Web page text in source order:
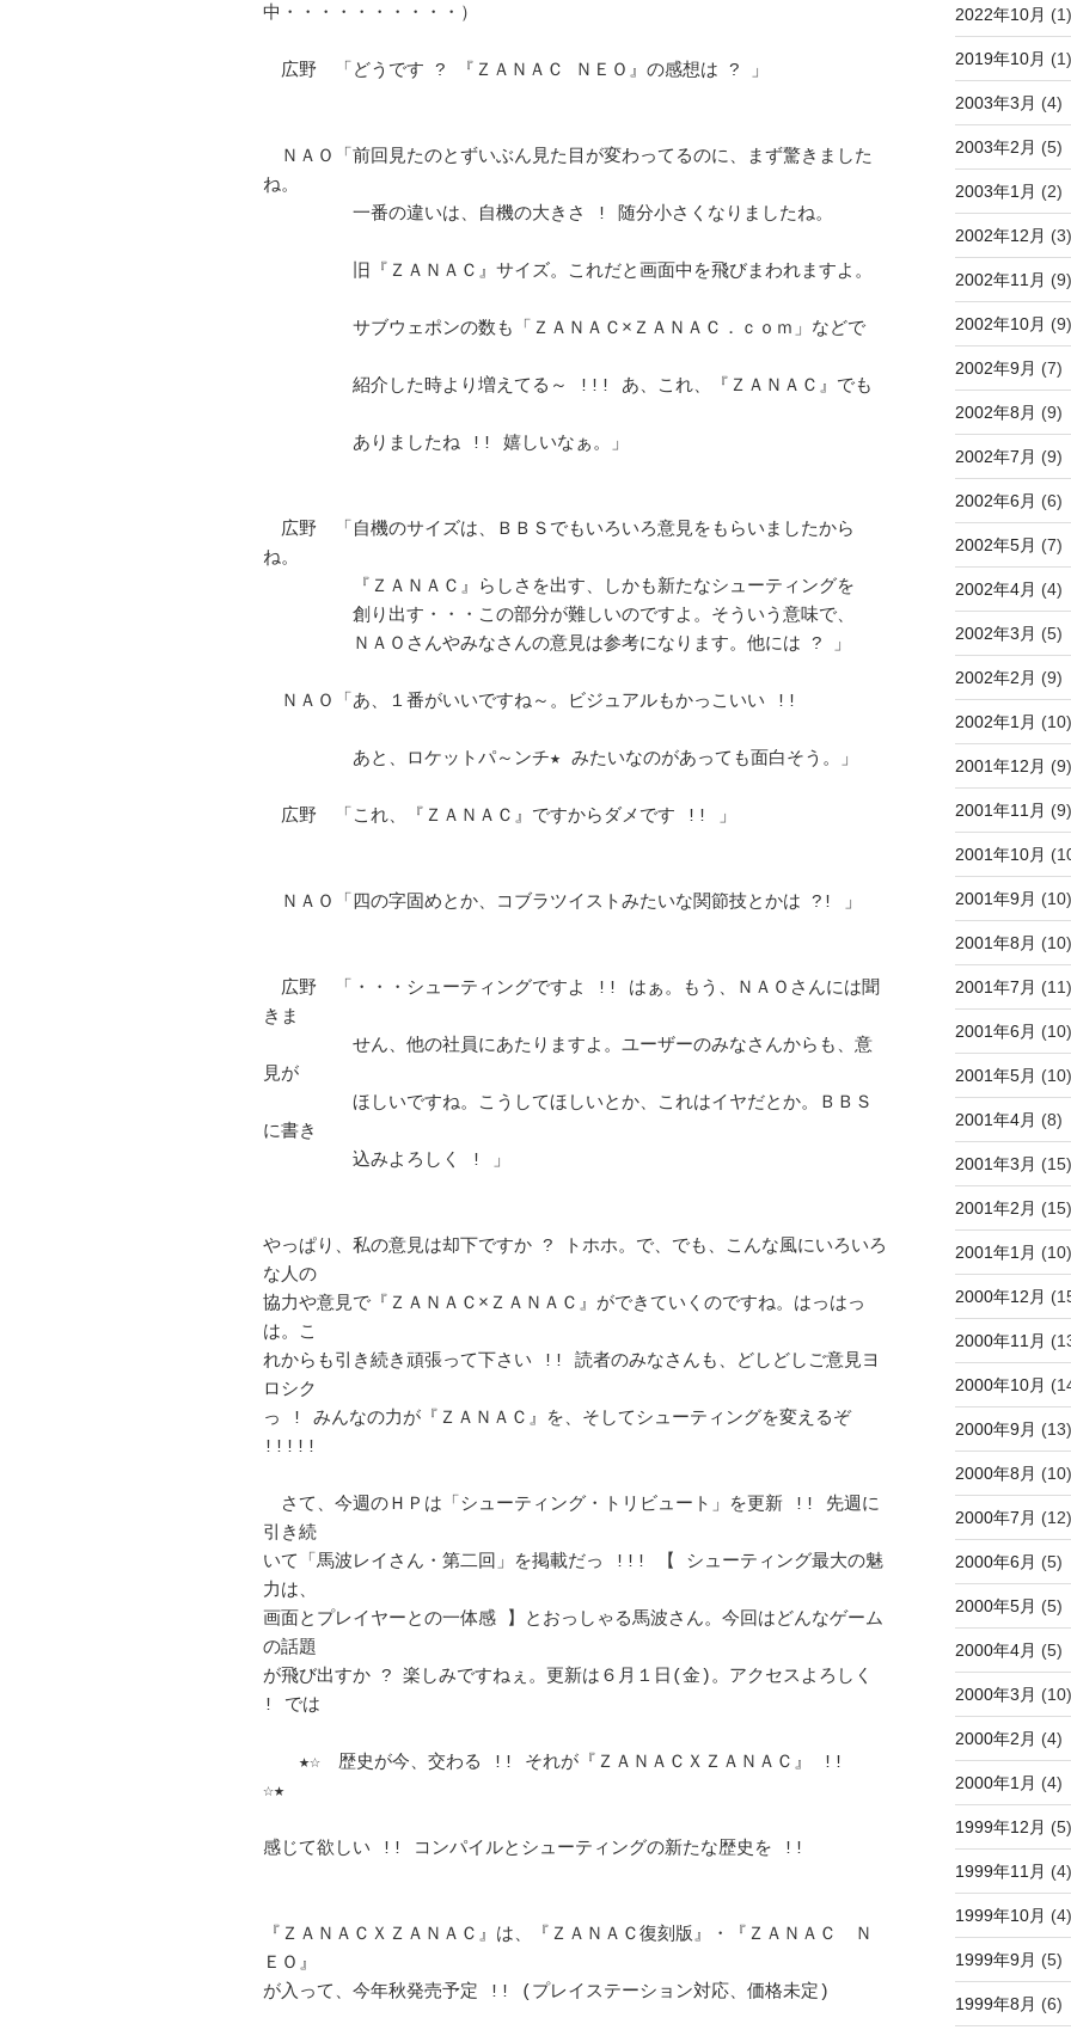
中・・・・・・・・・・）
広野　「どうです ? 『ＺＡＮＡＣ ＮＥＯ』の感想は ? 」
ＮＡＯ「前回見たのとずいぶん見た目が変わってるのに、まず驚きました
ね。
一番の違いは、自機の大きさ ! 随分小さくなりましたね。
旧『ＺＡＮＡＣ』サイズ。これだと画面中を飛びまわれますよ。
サブウェポンの数も「ＺＡＮＡＣ×ＺＡＮＡＣ．ｃｏｍ」などで
紹介した時より増えてる～ !!! あ、これ、『ＺＡＮＡＣ』でも
ありましたね !! 嬉しいなぁ。」
広野　「自機のサイズは、ＢＢＳでもいろいろ意見をもらいましたから
ね。
『ＺＡＮＡＣ』らしさを出す、しかも新たなシューティングを
創り出す・・・この部分が難しいのですよ。そういう意味で、
ＮＡＯさんやみなさんの意見は参考になります。他には ? 」
ＮＡＯ「あ、１番がいいですね～。ビジュアルもかっこいい !!
あと、ロケットパ～ンチ★ みたいなのがあっても面白そう。」
広野　「これ、『ＺＡＮＡＣ』ですからダメです !! 」
ＮＡＯ「四の字固めとか、コブラツイストみたいな関節技とかは ?! 」
広野　「・・・シューティングですよ !! はぁ。もう、ＮＡＯさんには聞
きま
せん、他の社員にあたりますよ。ユーザーのみなさんからも、意
見が
ほしいですね。こうしてほしいとか、これはイヤだとか。ＢＢＳ
に書き
込みよろしく ! 」
やっぱり、私の意見は却下ですか ? トホホ。で、でも、こんな風にいろいろ
な人の
協力や意見で『ＺＡＮＡＣ×ＺＡＮＡＣ』ができていくのですね。はっはっ
は。こ
れからも引き続き頑張って下さい !! 読者のみなさんも、どしどしご意見ヨ
ロシク
っ ! みんなの力が『ＺＡＮＡＣ』を、そしてシューティングを変えるぞ
!!!!!
さて、今週のＨＰは「シューティング・トリビュート」を更新 !! 先週に
引き続
いて「馬波レイさん・第二回」を掲載だっ !!! 【 シューティング最大の魅
力は、
画面とプレイヤーとの一体感 】とおっしゃる馬波さん。今回はどんなゲーム
の話題
が飛び出すか ? 楽しみですねぇ。更新は６月１日(金)。アクセスよろしく
! では
★☆　歴史が今、交わる !! それが『ＺＡＮＡＣＸＺＡＮＡＣ』 !!
☆★
感じて欲しい !! コンパイルとシューティングの新たな歴史を !!
『ＺＡＮＡＣＸＺＡＮＡＣ』は、『ＺＡＮＡＣ復刻版』・『ＺＡＮＡＣ　Ｎ
ＥＯ』
が入って、今年秋発売予定 !! (プレイステーション対応、価格未定)
2022年10月 (1)
2019年10月 (1)
2003年3月 (4)
2003年2月 (5)
2003年1月 (2)
2002年12月 (3)
2002年11月 (9)
2002年10月 (9)
2002年9月 (7)
2002年8月 (9)
2002年7月 (9)
2002年6月 (6)
2002年5月 (7)
2002年4月 (4)
2002年3月 (5)
2002年2月 (9)
2002年1月 (10)
2001年12月 (9)
2001年11月 (9)
2001年10月
2001年9月 (10)
2001年8月 (10)
2001年7月 (11)
2001年6月 (10)
2001年5月 (10)
2001年4月 (8)
2001年3月 (15)
2001年2月 (15)
2001年1月 (10)
2000年12月
2000年11月
2000年10月
2000年9月 (13)
2000年8月 (10)
2000年7月 (12)
2000年6月 (5)
2000年5月 (5)
2000年4月 (5)
2000年3月 (10)
2000年2月 (4)
2000年1月 (4)
1999年12月 (5)
1999年11月 (4)
1999年10月 (4)
1999年9月 (5)
1999年8月 (6)